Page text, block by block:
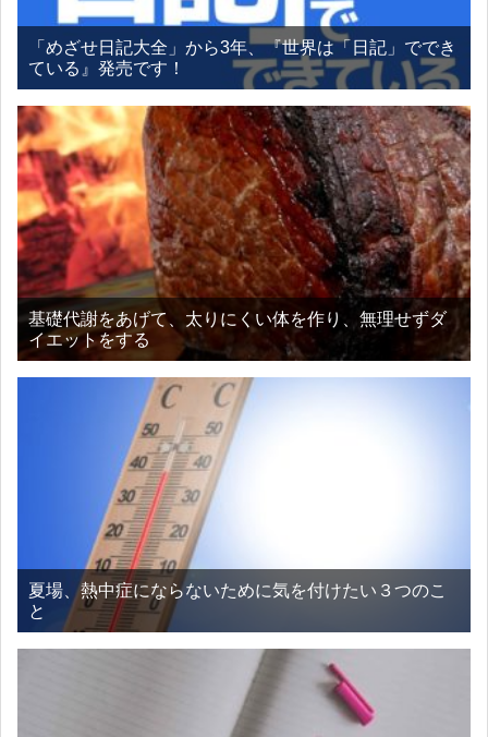
「めざせ日記大全」から3年、『世界は「日記」ででき
ている』発売です！
基礎代謝をあげて、太りにくい体を作り、無理せずダ
イエットをする
夏場、熱中症にならないために気を付けたい３つのこ
と